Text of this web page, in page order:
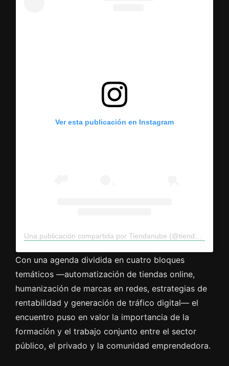
Ver esta publicación en Instagram
Con una agenda dividida en cuatro bloques
temáticos —automatización de tiendas online,
humanización de marcas en redes, estrategias de
rentabilidad y generación de tráfico digital— el
encuentro puso en valor la importancia de la
formación y el trabajo conjunto entre el sector
público, el privado y la comunidad emprendedora.